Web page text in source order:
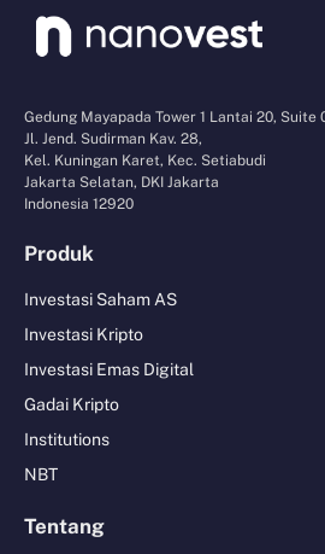
Gedung Mayapada Tower 1 Lantai 20, Suite
Jl. Jend. Sudirman Kav. 28,
Kel. Kuningan Karet, Kec. Setiabudi
Jakarta Selatan, DKI Jakarta
Indonesia 12920
Produk
Investasi Saham AS
Investasi Kripto
Investasi Emas Digital
Gadai Kripto
Institutions
NBT
Tentang